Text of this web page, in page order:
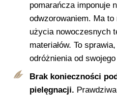
pomarańcza imponuje
odwzorowaniem. Ma to
użycia nowoczesnych
materiałów. To
odróżnienia od
Brak konieczności
pielęgnacji.